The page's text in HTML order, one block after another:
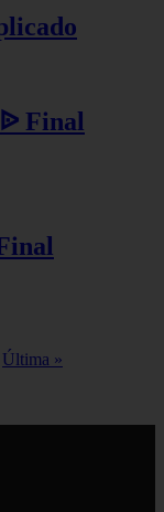
Final
Última »